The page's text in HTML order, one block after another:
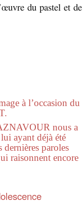
du pastel et de
à l’occasion du
nous a
ayant déjà été
dernières paroles
raisonnent encore